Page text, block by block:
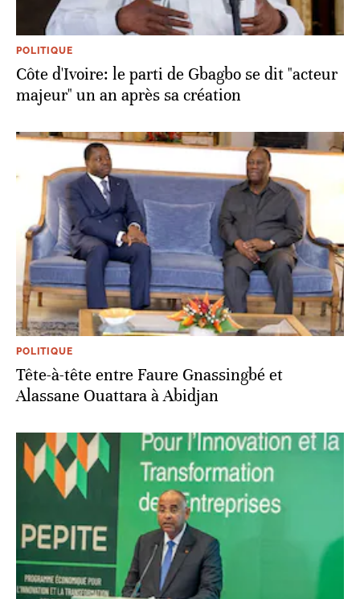
POLITIQUE
Côte d'Ivoire: le parti de Gbagbo se dit "acteur
majeur" un an après sa création
POLITIQUE
Tête-à-tête entre Faure Gnassingbé et
Alassane Ouattara à Abidjan